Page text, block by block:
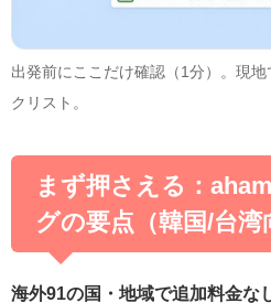
出発前にここだけ確認（1分）。現
クリスト。
まず押さえる：
グの要点（韓国/台湾
海外91の国・地域で追加料金な